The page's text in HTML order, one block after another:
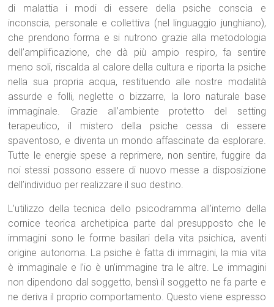
di malattia i modi di essere della psiche conscia e
inconscia, personale e collettiva (nel linguaggio junghiano),
che prendono forma e si nutrono grazie alla metodologia
dell’amplificazione, che dà più ampio respiro, fa sentire
meno soli, riscalda al calore della cultura e riporta la psiche
nella sua propria acqua, restituendo alle nostre modalità
assurde e folli, neglette o bizzarre, la loro naturale base
immaginale. Grazie all’ambiente protetto del setting
terapeutico, il mistero della psiche cessa di essere
spaventoso, e diventa un mondo affascinate da esplorare.
Tutte le energie spese a reprimere, non sentire, fuggire da
noi stessi possono essere di nuovo messe a disposizione
dell’individuo per realizzare il suo destino.
L’utilizzo della tecnica dello psicodramma all’interno della
cornice teorica archetipica parte dal presupposto che le
immagini sono le forme basilari della vita psichica, aventi
origine autonoma. La psiche è fatta di immagini, la mia vita
è immaginale e l’io è un’immagine tra le altre. Le immagini
non dipendono dal soggetto, bensì il soggetto ne fa parte e
ne deriva il proprio comportamento. Questo viene espresso